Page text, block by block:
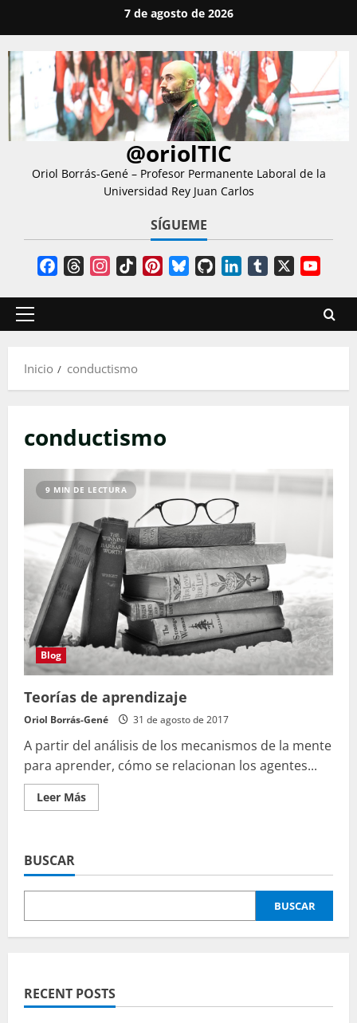
contenido
7 de agosto de 2026
@oriolTIC
Oriol Borrás-Gené – Profesor Permanente Laboral de la
Universidad Rey Juan Carlos
SÍGUEME
FacebookThreadsInstagram
TikTokPinterestBlueskyGitHubLinkedInTumblr
Menú
Inicio
conductismo
conductismo
9 MIN DE LECTURA
Blog
Teorías de aprendizaje
Oriol Borrás-Gené 31 de agosto de 2017
A partir del análisis de los mecanismos de la mente
para aprender, cómo se relacionan los agentes...
Leer MásLeer
más
BUSCAR
BUSCAR
RECENT POSTS